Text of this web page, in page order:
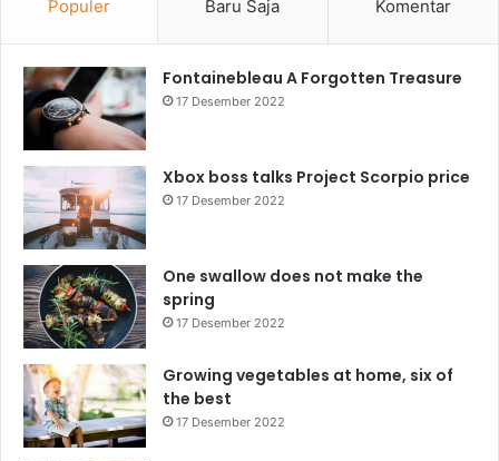
Populer Baru Saja Komentar
Fontainebleau A Forgotten Treasure
17 Desember 2022
Xbox boss talks Project Scorpio price
17 Desember 2022
One swallow does not make the
spring
17 Desember 2022
Growing vegetables at home, six of
the best
17 Desember 2022